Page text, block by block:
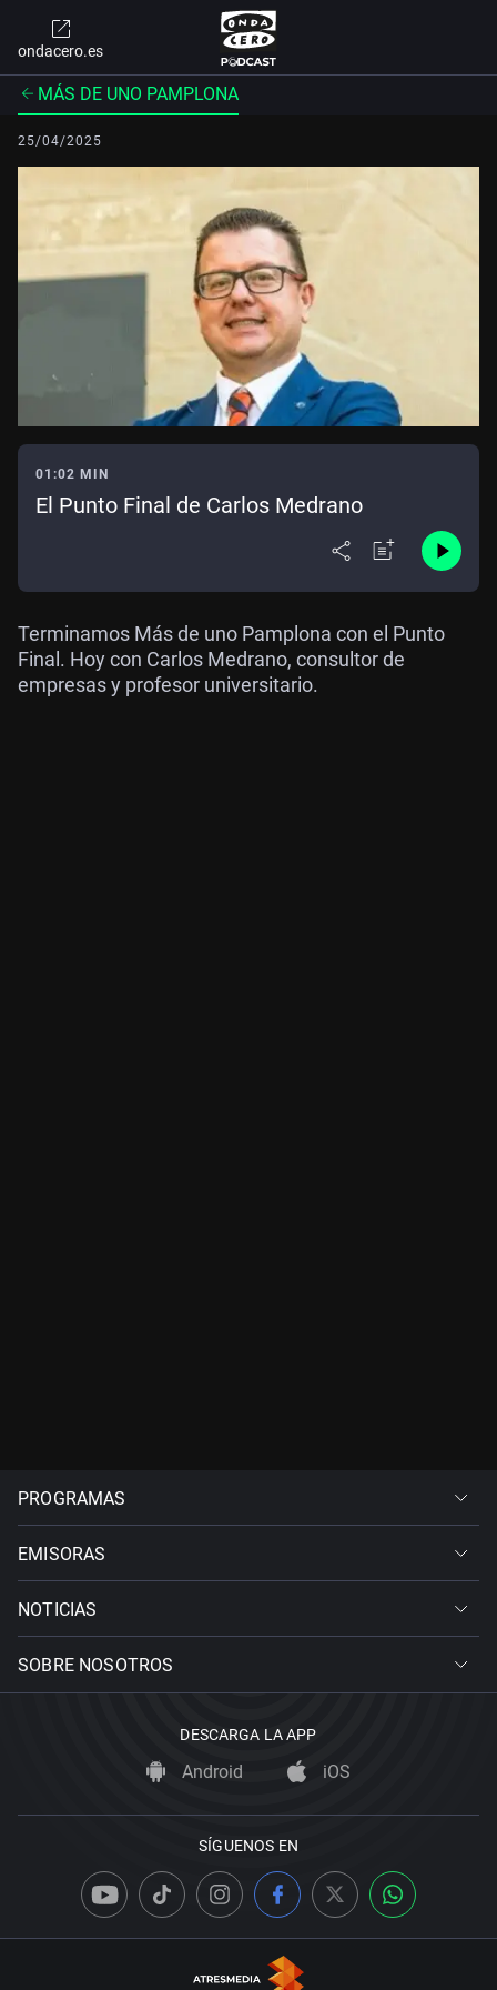
ondacero.es
MÁS DE UNO PAMPLONA
25/04/2025
01:02 MIN
El Punto Final de Carlos Medrano
Terminamos Más de uno Pamplona con el Punto
Final. Hoy con Carlos Medrano, consultor de
empresas y profesor universitario.
PROGRAMAS
EMISORAS
NOTICIAS
SOBRE NOSOTROS
DESCARGA LA APP
Android iOS
SÍGUENOS EN